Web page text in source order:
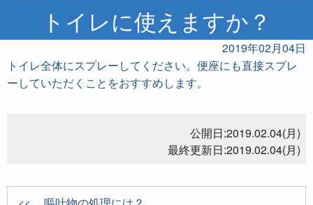
トイレに使えますか？
2019年02月04日
トイレ全体にスプレーしてください。便座にも直接スプレ
ーしていただくことをおすすめします。
公開日:2019.02.04(月)
最終更新日:2019.02.04(月)